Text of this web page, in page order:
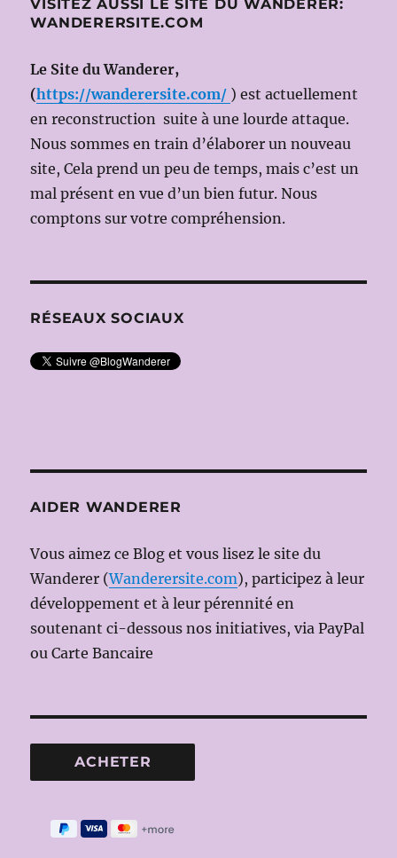
VISITEZ AUSSI LE SITE DU WANDERER:
WANDERERSITE.COM
Le Site du Wanderer,
(https://wanderersite.com/ ) est actuellement
en reconstruction suite à une lourde attaque.
Nous sommes en train d’élaborer un nouveau
site, Cela prend un peu de temps, mais c’est un
mal présent en vue d’un bien futur. Nous
comptons sur votre compréhension.
RÉSEAUX SOCIAUX
AIDER WANDERER
Vous aimez ce Blog et vous lisez le site du
Wanderer (Wanderersite.com), participez à leur
développement et à leur pérennité en
soutenant ci-dessous nos initiatives, via PayPal
ou Carte Bancaire